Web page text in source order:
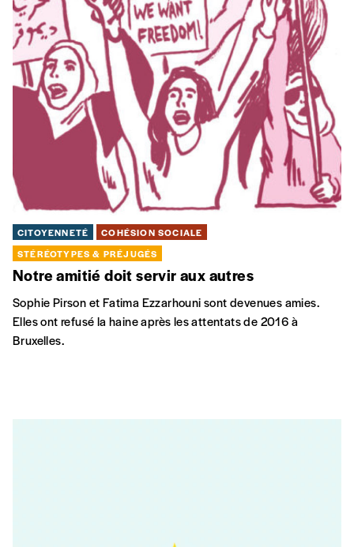
CITOYENNETÉ
COHÉSION SOCIALE
STÉRÉOTYPES & PRÉJUGÉS
Notre amitié doit servir aux autres
Sophie Pirson et Fatima Ezzarhouni sont devenues amies.
Elles ont refusé la haine après les attentats de 2016 à
Bruxelles.